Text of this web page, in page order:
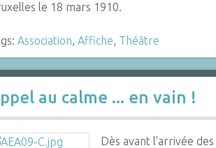
le 18 mars 1910.
Association, Affiche, Théâtre
au calme ... en vain !
Dès avant l’arrivée